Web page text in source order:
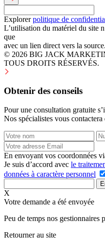
Explorerpolitique de
L’utilisation du matériel du site
que
avec un lien direct vers la source.
© 2026 BIG JACK
TOUS DROITS RÉSERVÉS.
Obtenir des conseils
Pour une consultation gratuite
Nos spécialistes vous contactera
En envoyant vos coordonnées
Je suis d’accord avec le
données à caractère personnel
Х
Votre demande a été envoyée
Peu de temps nos gestionnaires
Retourner au site